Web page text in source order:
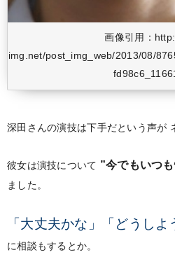
画像引用：
img.net/post_img_web/2013/08/
深田さんの演技は下手だという声が
彼女は演技について ”今でもいつ
ました。
「大丈夫かな」「どうしよ
に相談もするとか。